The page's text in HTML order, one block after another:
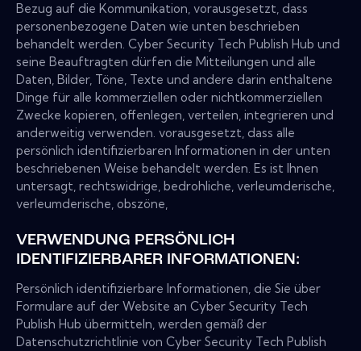
Bezug auf die Kommunikation, vorausgesetzt, dass
personenbezogene Daten wie unten beschrieben
behandelt werden. Cyber Security Tech Publish Hub und
seine Beauftragten dürfen die Mitteilungen und alle
Daten, Bilder, Töne, Texte und andere darin enthaltene
Dinge für alle kommerziellen oder nichtkommerziellen
Zwecke kopieren, offenlegen, verteilen, integrieren und
anderweitig verwenden. vorausgesetzt, dass alle
persönlich identifizierbaren Informationen in der unten
beschriebenen Weise behandelt werden. Es ist Ihnen
untersagt, rechtswidrige, bedrohliche, verleumderische,
verleumderische, obszöne,
VERWENDUNG PERSÖNLICH
IDENTIFIZIERBARER INFORMATIONEN:
Persönlich identifizierbare Informationen, die Sie über
Formulare auf der Website an Cyber Security Tech
Publish Hub übermitteln, werden gemäß der
Datenschutzrichtlinie von Cyber Security Tech Publish